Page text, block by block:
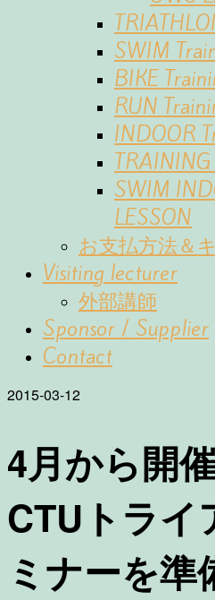
SWIM
BIKE
RUN
INDOOR
SWIM
LESSON
お支払方法＆
Visiting lecturer
外部講師
Sponsor / Supplier
Contact
2015-03-12
4月から開
CTUトライ
ミナーを準